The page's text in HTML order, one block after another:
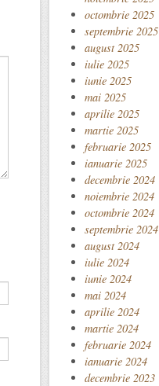
octombrie 2025
septembrie 2025
august 2025
iulie 2025
iunie 2025
mai 2025
aprilie 2025
martie 2025
februarie 2025
ianuarie 2025
decembrie 2024
noiembrie 2024
octombrie 2024
septembrie 2024
august 2024
iulie 2024
iunie 2024
mai 2024
aprilie 2024
martie 2024
februarie 2024
ianuarie 2024
decembrie 2023